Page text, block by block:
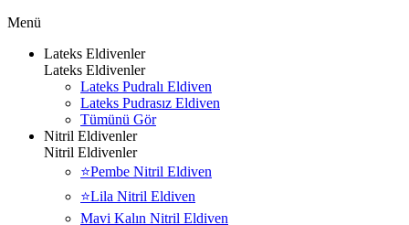
Menü
Lateks Eldivenler
Lateks Eldivenler
Lateks Pudralı Eldiven
Lateks Pudrasız Eldiven
Tümünü Gör
Nitril Eldivenler
Nitril Eldivenler
⭐Pembe Nitril Eldiven
⭐Lila Nitril Eldiven
Mavi Kalın Nitril Eldiven